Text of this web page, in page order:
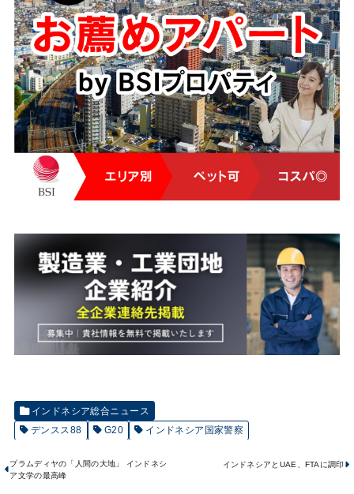
インドネシア総合ニュース
デンスス88
G20 インドネシア国家警察
プラムディヤの「人間の大地」 インドネシ
ア文学の最高峰
インドネシアとUAE、FTAに調印